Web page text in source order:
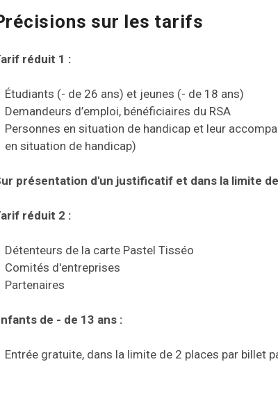
sur les tarifs
réduit 1 :
Étudiants (- de 26 ans) et jeunes (- de 18 ans)
Demandeurs d’emploi, bénéficiaires du RSA
Personnes en situation de handicap et leur
en situation de handicap)
présentation d'un justificatif et dans la limite
réduit 2 :
Détenteurs de la carte Pastel Tisséo
Comités d'entreprises
Partenaires
de - de 13 ans :
Entrée gratuite, dans la limite de 2 places par billet